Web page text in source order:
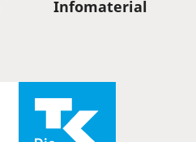
Infomaterial